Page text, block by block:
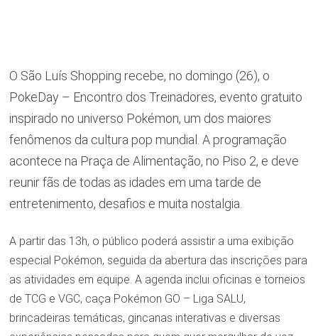
O São Luís Shopping recebe, no domingo (26), o
PokeDay – Encontro dos Treinadores, evento gratuito
inspirado no universo Pokémon, um dos maiores
fenômenos da cultura pop mundial. A programação
acontece na Praça de Alimentação, no Piso 2, e deve
reunir fãs de todas as idades em uma tarde de
entretenimento, desafios e muita nostalgia.
A partir das 13h, o público poderá assistir a uma exibição
especial Pokémon, seguida da abertura das inscrições para
as atividades em equipe. A agenda inclui oficinas e torneios
de TCG e VGC, caça Pokémon GO – Liga SALU,
brincadeiras temáticas, gincanas interativas e diversas